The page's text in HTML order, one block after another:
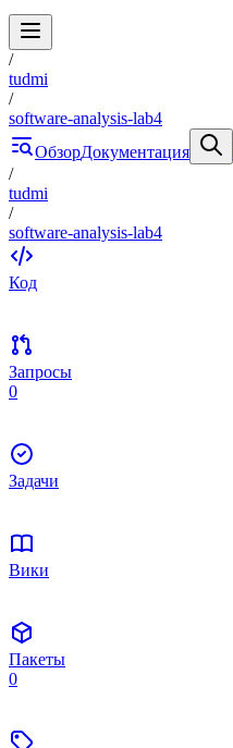
/
tudmi
/
software-analysis-lab4
ОбзорДокументация
/
tudmi
/
software-analysis-lab4
Код
Запросы
0
Задачи
Вики
Пакеты
0